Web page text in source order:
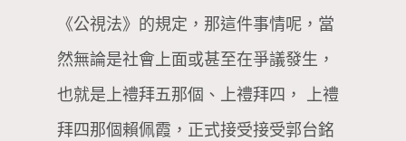
《公視法》的規定，那這件事情呢，當
然無論是社會上面或甚至在爭議發生，
也就是上禮拜五那個、上禮拜四， 上禮
拜四那個賴佩霞，正式接受接受郭台銘